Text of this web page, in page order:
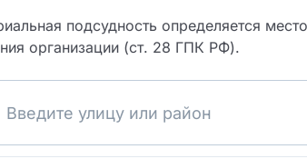
подсудность определяется
организации (ст. 28 ГПК РФ).
Введите улицу или район